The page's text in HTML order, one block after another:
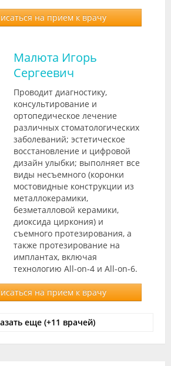
на прием к врачу
Малюта Игорь
Сергеевич
Проводит диагностику,
консультирование и
ортопедическое лечение
различных стоматологических
заболеваний; эстетическое
восстановление и цифровой
дизайн улыбки; выполняет все
виды несъемного (коронки
мостовидные конструкции из
металлокерамики,
безметалловой керамики,
диоксида циркония) и
съемного протезирования, а
также протезирование на
имплантах, включая
технологию All-on-4 и All-on-6.
на прием к врачу
еще (+11 врачей)